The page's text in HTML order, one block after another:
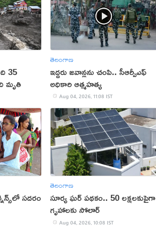
35
మృతి
తెలంగాణ
ఇద్దరు జవాన్లను చంపి.. సీఆర్పీఎఫ్
అధికారి ఆత్మహత్య
Aug 04, 2026, 11:08 IST
స‌ద‌రం
తెలంగాణ
సూర్య ఘర్ పథకం.. 50 లక్షలకుపైగా
గృహాలకు సోలార్
Aug 04, 2026, 10:08 IST